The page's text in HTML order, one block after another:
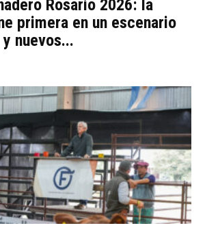
Rosario 2026: la
primera en un escenario
nuevos...